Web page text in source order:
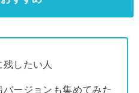
したい人
ージョンも集めてみた